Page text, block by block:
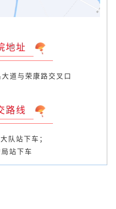
地址
道与荣康路交叉口
路线
队站下车；
局站下车